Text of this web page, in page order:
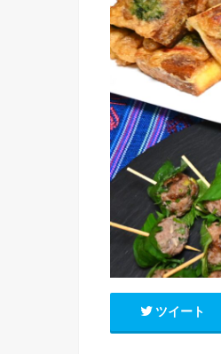
ツイート